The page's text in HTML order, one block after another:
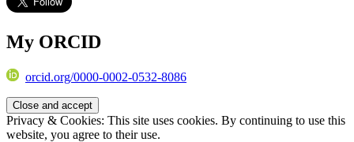
My ORCID
orcid.org/0000-0002-0532-8086
Privacy & Cookies: This site uses cookies. By continuing to use this
website, you agree to their use.